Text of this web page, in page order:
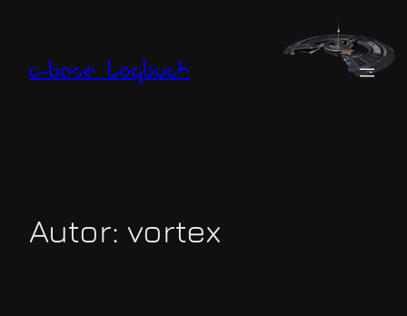
springen
c-base logbuch
Autor: vortex